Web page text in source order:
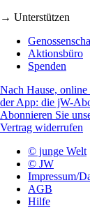
→ Unterstützen
Aktionsbüro
Spenden
Nach Hause, online
der App: die jW-
Abonnieren Sie
Vertrag widerrufen
© junge Welt
© JW
Impressum/
AGB
Hilfe